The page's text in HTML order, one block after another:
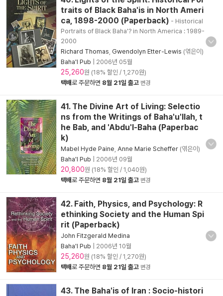
traits of Black Baha'is in North Ameri
ca, 1898-2000 (Paperback) - Historical
Portraits of Black Baha'? in North America : 1989-
2000
Richard Thomas Gwendolyn Etter-Lewis (엮은이)
Baha'I Pub
2006년 05월
25,260원 (18% 할인 / 1,270원)
택배로 주문하면 8월 21일 출고 변경
41. The Divine Art of Living: Selectio
ns from the Writings of Baha'u'llah, t
he Bab, and 'Abdu'l-Baha (Paperbac
k)
Mabel Hyde Paine Anne Marie Scheffer (엮은이)
Baha'I Pub
2006년 09월
20,800원 (18% 할인 / 1,040원)
택배로 주문하면 8월 21일 출고 변경
42. Faith, Physics, and Psychology: R
ethinking Society and the Human Spi
rit (Paperback)
John Fitzgerald Medina
Baha'I Pub
2006년 10월
25,260원 (18% 할인 / 1,270원)
택배로 주문하면 8월 21일 출고 변경
43. The Baha'is of Iran : Socio-histori